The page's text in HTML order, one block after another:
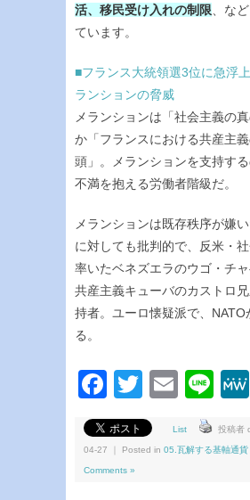
活、移民受け入れの制限 、な
ています。
■フランス大統領選3位に急浮
ランションの脅威
メランションは「社会主義の
か「フランスにおける共産主
頭」。メランションを支持す
不満を抱える労働者階級だ。
メランションは既存秩序が嫌
に対しても批判的で、反米・
率いたベネズエラのウゴ・チ
共産主義キューバのカストロ
持者。ユーロ懐疑派で、NATO
る。
Facebook
Twitter
Email
List 投稿者
04-27 ｜ Posted in 05.瓦解する基軸通貨
Comments »